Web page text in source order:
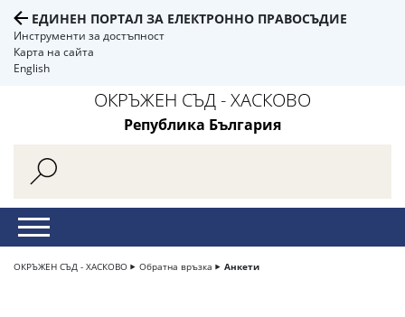
ЕДИНЕН ПОРТАЛ ЗА ЕЛЕКТРОННО ПРАВОСЪДИЕ
Инструменти за достъпност
Карта на сайта
English
ОКРЪЖЕН СЪД - ХАСКОВО
Република България
ОКРЪЖЕН СЪД - ХАСКОВО Обратна връзка Анкети